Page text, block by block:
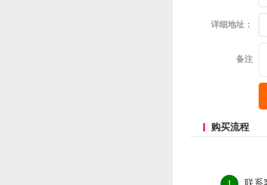
详细地址：
备注
购买流程
联系